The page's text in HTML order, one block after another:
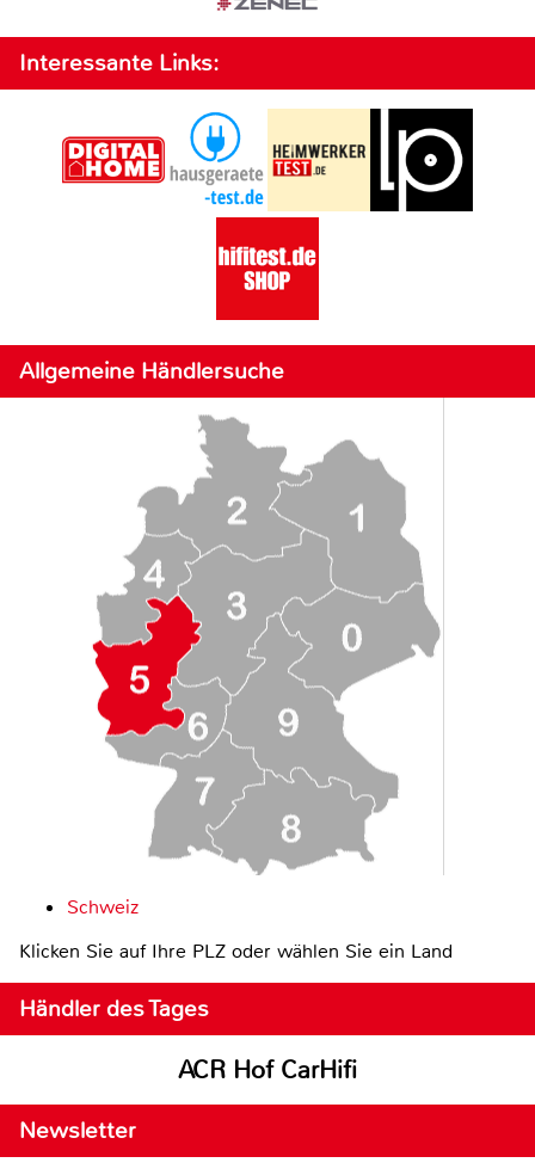
Interessante Links:
Allgemeine Händlersuche
Schweiz
Klicken Sie auf Ihre PLZ oder wählen Sie ein Land
Händler des Tages
ACR Hof CarHifi
Newsletter